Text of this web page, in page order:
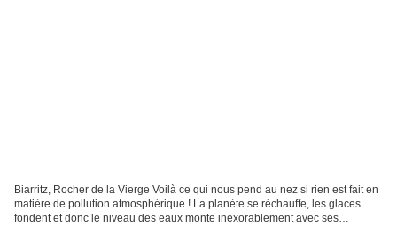
Biarritz, Rocher de la Vierge Voilà ce qui nous pend au nez si rien est fait en
matière de pollution atmosphérique ! La planète se réchauffe, les glaces
fondent et donc le niveau des eaux monte inexorablement avec ses